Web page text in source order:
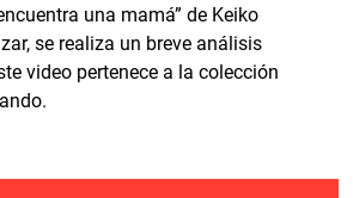
una mamá” de Keiko
se realiza un breve análisis
video pertenece a la colección